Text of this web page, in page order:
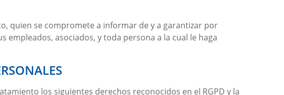
quien se compromete a informar de y a garantizar por
asociados, y toda persona a la cual le haga
los siguientes derechos reconocidos en el RGPD y la